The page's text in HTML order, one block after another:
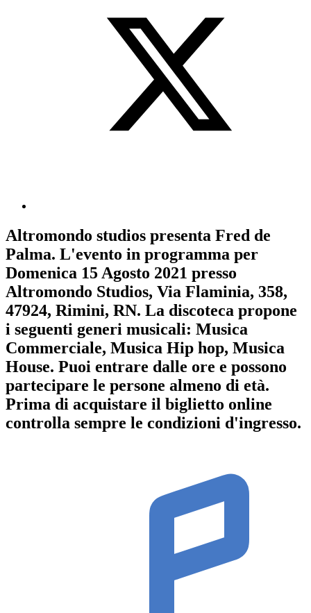
Altromondo studios presenta Fred de
Palma. L'evento in programma per
Domenica 15 Agosto 2021 presso
Altromondo Studios, Via Flaminia, 358,
47924, Rimini, RN. La discoteca propone
i seguenti generi musicali: Musica
Commerciale, Musica Hip hop, Musica
House. Puoi entrare dalle ore e possono
partecipare le persone almeno di età.
Prima di acquistare il biglietto online
controlla sempre le condizioni d'ingresso.